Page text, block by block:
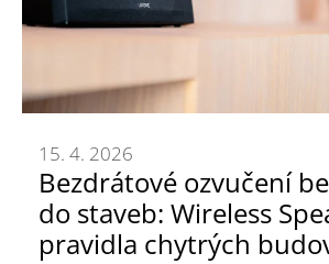
Bezdrátové ozvučení
do staveb: Wireless
pravidla chytrých
15. 4. 2026